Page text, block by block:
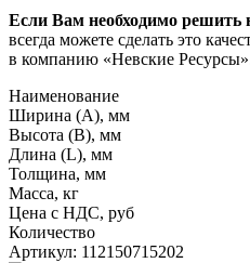
Если Вам необходимо решить
всегда можете сделать это
в компанию «Невские
Наименование
Ширина (А), мм
Высота (В), мм
Длина (L), мм
Толщина, мм
Масса, кг
Цена с НДС, руб
Количество
Артикул: 112150715202